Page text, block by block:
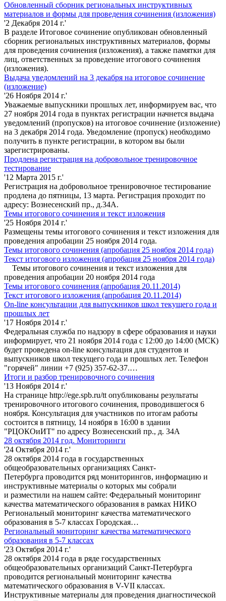
Обновленный сборник региональных инструктивных
материалов и формы для проведения сочинения (изложения)
'2 Декабря 2014 г.'
В разделе Итоговое сочинение опубликован обновленный
сборник региональных инструктивных материалов, формы
для проведения сочинения (изложения), а также памятки для
лиц, ответственных за проведение итогового сочинения
(изложения).
Выдача уведомлений на 3 декабря на итоговое сочинение
(изложение)
'26 Ноября 2014 г.'
Уважаемые выпускники прошлых лет, информируем вас, что
27 ноября 2014 года в пунктах регистрации начнется выдача
уведомлений (пропусков) на итоговое сочинение (изложение)
на 3 декабря 2014 года. Уведомление (пропуск) необходимо
получить в пункте регистрации, в котором вы были
зарегистрированы.
Продлена регистрация на добровольное тренировочное
тестирование
'12 Марта 2015 г.'
Регистрация на добровольное тренировочное тестирование
продлена до пятницы, 13 марта. Регистрация проходит по
адресу: Вознесенский пр., д.34А.
Темы итогового сочинения и текст изложения
'25 Ноября 2014 г.'
Размещены темы итогового сочинения и текст изложения для
проведения апробации 25 ноября 2014 года.
Темы итогового сочинения (апробация 25 ноября 2014 года)
Текст итогового изложения (апробация 25 ноября 2014 года)
Темы итогового сочинения и текст изложения для
проведения апробации 20 ноября 2014 года
Темы итогового сочинения (апробация 20.11.2014)
Текст итогового изложения (апробация 20.11.2014)
On-line консультации для выпускников школ текущего года и
прошлых лет
'17 Ноября 2014 г.'
Федеральная служба по надзору в сфере образования и науки
информирует, что 21 ноября 2014 года с 12:00 до 14:00 (МСК)
будет проведена on-line консультация для студентов и
выпускников школ текущего года и прошлых лет. Телефон
"горячей" линии +7 (925) 357-62-37.…
Итоги и разбор тренировочного сочинения
'13 Ноября 2014 г.'
На странице http://ege.spb.ru/tt опубликованы результаты
тренировочного итогового сочинения, проводившегося 6
ноября. Консультация для участников по итогам работы
состоится в пятницу, 14 ноября в 16:00 в здании
"РЦОКОиИТ" по адресу Вознесенский пр., д. 34А
28 октября 2014 год. Мониторинги
'24 Октября 2014 г.'
28 октября 2014 года в государственных
общеобразовательных организациях Санкт-
Петербурга проводится ряд мониторингов, информацию и
инструктивные материалы о которых мы собрали
и разместили на нашем сайте: Федеральный мониторинг
качества математического образования в рамках НИКО
Региональный мониторинг качества математического
образования в 5-7 классах Городская…
Региональный мониторинг качества математического
образования в 5-7 классах
'23 Октября 2014 г.'
28 октября 2014 года в ряде государственных
общеобразовательных организаций Санкт-Петербурга
проводится региональный мониторинг качества
математического образования в V-VII классах.
Инструктивные материалы для проведения диагностической